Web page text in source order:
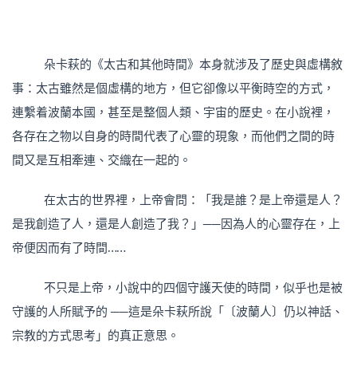
朵卡萩的《太古和其他時間》本身就涉及了歷史與虛構敘
事：太古雖然是個虛構的地方，但它卻像以平衡時空的方式，
連繫着波蘭本國，甚至是整個人類、宇宙的歷史。在小說裡，
各存在之物以自身的時間代表了心靈的現象，而他們之間的時
間又是互相牽連、交織在一起的。
在太古的世界裡，上帝會問：「我是誰？是上帝還是人？
是我創造了人，還是人創造了我？」──因為人的心靈存在，上
帝便因而有了時間……
不只是上帝，小說中的四個守護天使的時間，似乎也是被
守護的人所賦予的 ──這是朵卡萩所說「〔波蘭人〕仍以神話、
宗教的方式思考」的真正意思。